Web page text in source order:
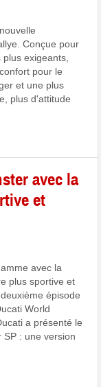
Conçue pour
exigeants,
pour le
et une plus
plus d'attitude
avec la
et
avec la
plus sportive et
épisode
World
a présenté le
SP : une version